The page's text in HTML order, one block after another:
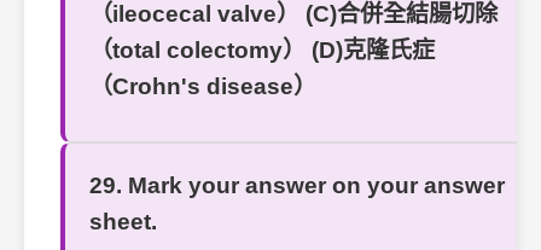
（ileocecal valve） (C)合併全結腸切除
（total colectomy） (D)克隆氏症
（Crohn's disease）
29. Mark your answer on your answer
sheet.